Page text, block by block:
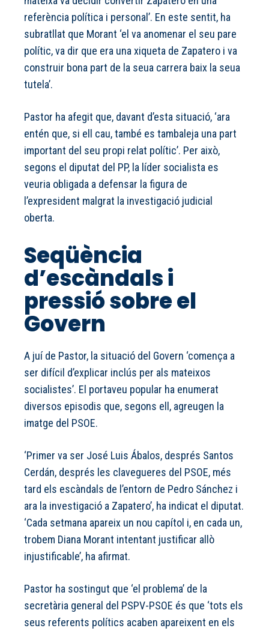
referència política i personal’. En este sentit, ha
subratllat que Morant ‘el va anomenar el seu pare
polític, va dir que era una xiqueta de Zapatero i va
construir bona part de la seua carrera baix la seua
tutela’.
Pastor ha afegit que, davant d’esta situació, ‘ara
entén que, si ell cau, també es tambaleja una part
important del seu propi relat polític’. Per això,
segons el diputat del PP, la líder socialista es
veuria obligada a defensar la figura de
l’expresident malgrat la investigació judicial
oberta.
Seqüència
d’escàndals i
pressió sobre el
Govern
A juí de Pastor, la situació del Govern ‘comença a
ser difícil d’explicar inclús per als mateixos
socialistes’. El portaveu popular ha enumerat
diversos episodis que, segons ell, agreugen la
imatge del PSOE.
‘Primer va ser José Luis Ábalos, després Santos
Cerdán, després les clavegueres del PSOE, més
tard els escàndals de l’entorn de Pedro Sánchez i
ara la investigació a Zapatero’, ha indicat el diputat.
‘Cada setmana apareix un nou capítol i, en cada un,
trobem Diana Morant intentant justificar allò
injustificable’, ha afirmat.
Pastor ha sostingut que ‘el problema’ de la
secretària general del PSPV-PSOE és que ‘tots els
seus referents polítics acaben apareixent en els